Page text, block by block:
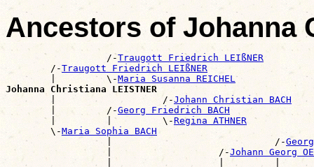
Ancestors of Johanna
                  /-
Traugott Friedrich LEIßNER
        /-
Traugott Friedrich LEIßNER
        |         \-
Maria Susanna REICHEL
Johanna Christiana LEISTNER
|                   /-Johann Christian BACH
        |         /-
Georg Friedrich BACH
        |         |         \-
Regina ATHNER
        \-
Maria Sophia BACH
                  |                             /-
                  |                   /-
Johann Georg
|                   |         |